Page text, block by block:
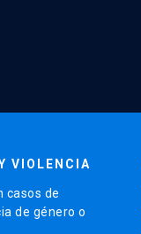
VIOLENCIA
casos de
de género o